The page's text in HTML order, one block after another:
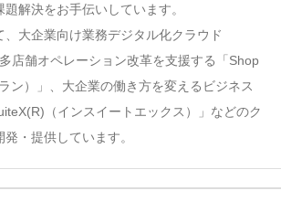
解決をお手伝いしています。
、大企業向け業務デジタル化クラウド
店舗オペレーション改革を支援する「Shop
ン）」、大企業の働き方を変えるビジネス
（インスイートエックス）」などのク
・提供しています。